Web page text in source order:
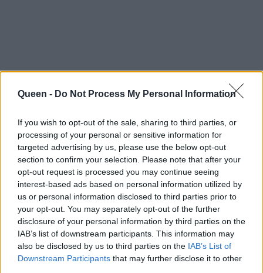
Queen - Do Not Process My Personal Information
If you wish to opt-out of the sale, sharing to third parties, or
processing of your personal or sensitive information for
targeted advertising by us, please use the below opt-out
section to confirm your selection. Please note that after your
opt-out request is processed you may continue seeing
interest-based ads based on personal information utilized by
us or personal information disclosed to third parties prior to
your opt-out. You may separately opt-out of the further
disclosure of your personal information by third parties on the
IAB’s list of downstream participants. This information may
also be disclosed by us to third parties on the IAB’s List of
Downstream Participants that may further disclose it to other